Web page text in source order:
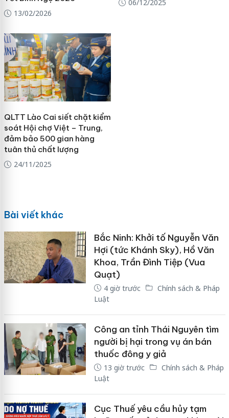
13/02/2026
06/12/2025
QLTT Lào Cai siết chặt kiểm
soát Hội chợ Việt – Trung,
đảm bảo 500 gian hàng
tuân thủ chất lượng
24/11/2025
Bài viết khác
Bắc Ninh: Khởi tố Nguyễn Văn
Hợi (tức Khánh Sky), Hồ Văn
Khoa, Trần Đình Tiệp (Vua
Quạt)
4 giờ trước
Chính sách & Pháp
Luật
Công an tỉnh Thái Nguyên tìm
người bị hại trong vụ án bán
thuốc đông y giả
13 giờ trước
Chính sách & Pháp
Luật
Cục Thuế yêu cầu hủy tạm